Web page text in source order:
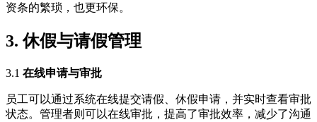
资条的繁琐，也更环保。
3. 休假与请假管理
3.1 在线申请与审批
员工可以通过系统在线提交请假、休假申请，并实时查看审批
状态。管理者则可以在线审批，提高了审批效率，减少了沟通